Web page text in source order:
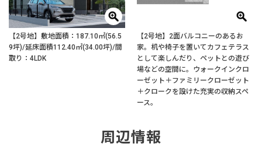
【2号地】敷地面積：187.10㎡(56.5
9坪)/延床面積112.40㎡(34.00坪)/間
取り：4LDK
【2号地】2面バルコニーのあるお
家。机や椅子を置いてカフェテラス
として楽しんだり、ペットとの遊び
場などの空間に。ウォークインクロ
ーゼット＋ファミリークローゼット
＋クロークを設けた充実の収納スペ
ース。
周辺情報